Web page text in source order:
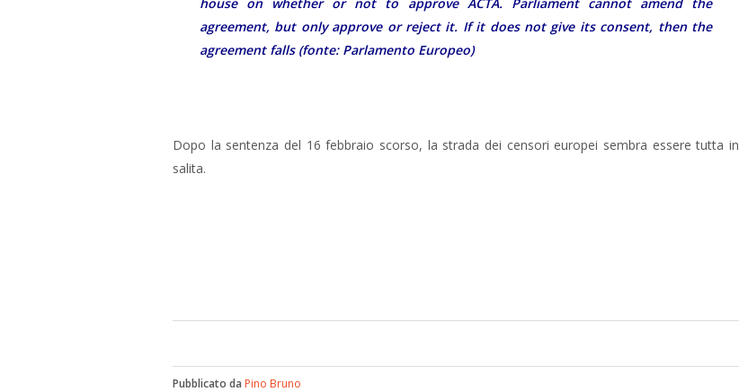
agreement, but only approve or reject it. If it does not give its consent, then the
agreement falls (fonte: Parlamento Europeo)
Dopo la sentenza del 16 febbraio scorso, la strada dei censori europei sembra essere tutta in
salita.
Pubblicato da Pino Bruno